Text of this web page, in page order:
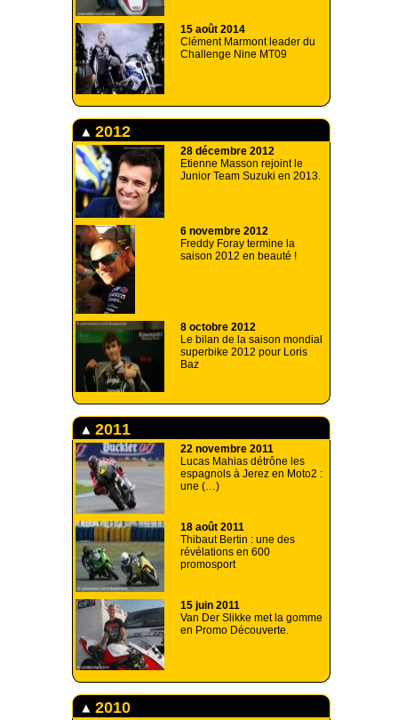
15 août 2014
Clément Marmont leader du
Challenge Nine MT09
2012
28 décembre 2012
Etienne Masson rejoint le
Junior Team Suzuki en 2013.
6 novembre 2012
Freddy Foray termine la
saison 2012 en beauté !
8 octobre 2012
Le bilan de la saison mondial
superbike 2012 pour Loris
Baz
2011
22 novembre 2011
Lucas Mahias détrône les
espagnols à Jerez en Moto2 :
une (…)
18 août 2011
Thibaut Bertin : une des
révélations en 600
promosport
15 juin 2011
Van Der Slikke met la gomme
en Promo Découverte.
2010